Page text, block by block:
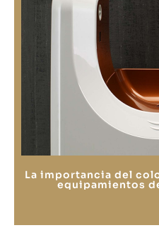
La importancia del
equipamientos